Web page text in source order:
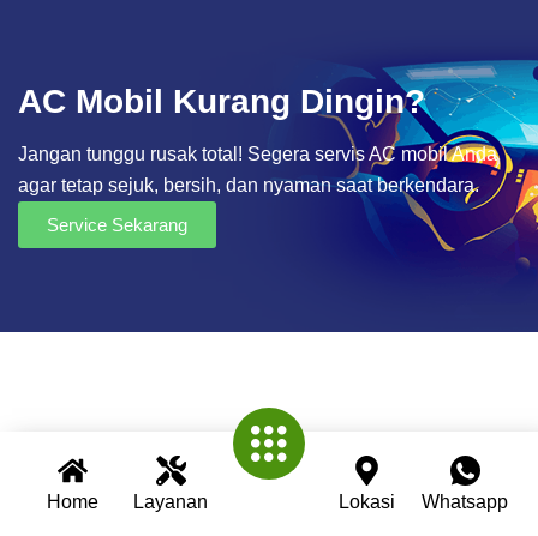
Home Layanan Lokasi Whatsapp
AC Mobil Kurang Dingin?
Jangan tunggu rusak total! Segera servis AC mobil Anda
agar tetap sejuk, bersih, dan nyaman saat berkendara.
Service Sekarang